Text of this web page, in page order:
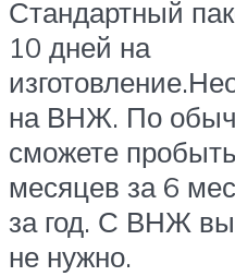
Стандартный
10 дней на
на ВНЖ. По
сможете
месяцев за 6
за год. С ВНЖ
не нужно.